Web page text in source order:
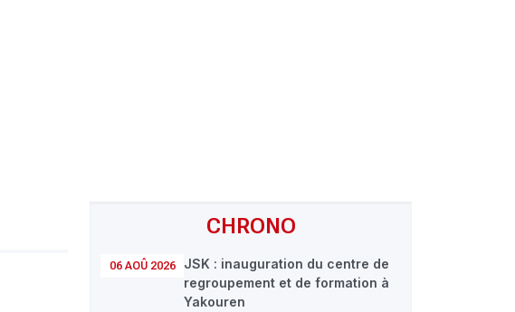
CHRONO
06 AOÛ 2026
JSK : inauguration du centre de
regroupement et de formation à
Yakouren